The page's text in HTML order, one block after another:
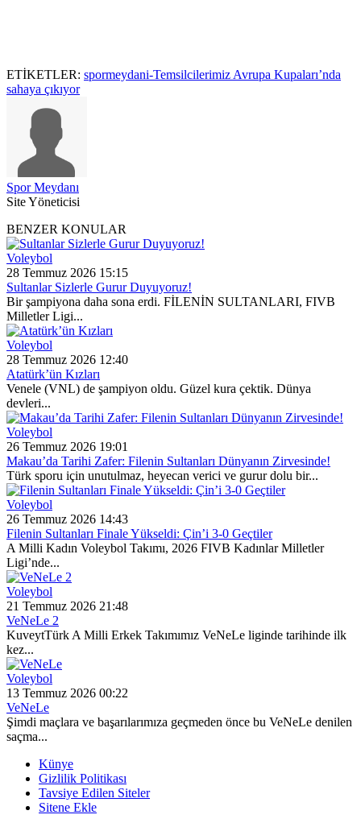
ETİKETLER: spormeydani-Temsilcilerimiz Avrupa Kupaları’nda
sahaya çıkıyor
Spor Meydanı
Site Yöneticisi
BENZER KONULAR
Voleybol
28 Temmuz 2026 15:15
Sultanlar Sizlerle Gurur Duyuyoruz!
Bir şampiyona daha sona erdi. FİLENİN SULTANLARI, FIVB
Milletler Ligi...
Voleybol
28 Temmuz 2026 12:40
Atatürk’ün Kızları
Venele (VNL) de şampiyon oldu. Güzel kura çektik. Dünya
devleri...
Voleybol
26 Temmuz 2026 19:01
Makau’da Tarihi Zafer: Filenin Sultanları Dünyanın Zirvesinde!
Türk sporu için unutulmaz, heyecan verici ve gurur dolu bir...
Voleybol
26 Temmuz 2026 14:43
Filenin Sultanları Finale Yükseldi: Çin’i 3-0 Geçtiler
A Milli Kadın Voleybol Takımı, 2026 FIVB Kadınlar Milletler
Ligi’nde...
Voleybol
21 Temmuz 2026 21:48
VeNeLe 2
KuveytTürk A Milli Erkek Takımımız VeNeLe liginde tarihinde ilk
kez...
Voleybol
13 Temmuz 2026 00:22
VeNeLe
Şimdi maçlara ve başarılarımıza geçmeden önce bu VeNeLe denilen
saçma...
Künye
Gizlilik Politikası
Tavsiye Edilen Siteler
Sitene Ekle